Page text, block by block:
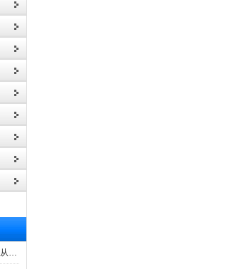
HYDAC继电器故障排查指南：从“无信号”到“误动作”的实战修复逻辑